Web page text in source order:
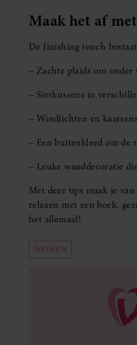
Maak het af
De finishing touch
– Zachte plaids om
– Sierkussens in
– Windlichten en
– Een buitenkleed om de
– Leuke wanddecoratie
Met deze tips maak je
relaxen met een boek,
het allemaal!
WONEN